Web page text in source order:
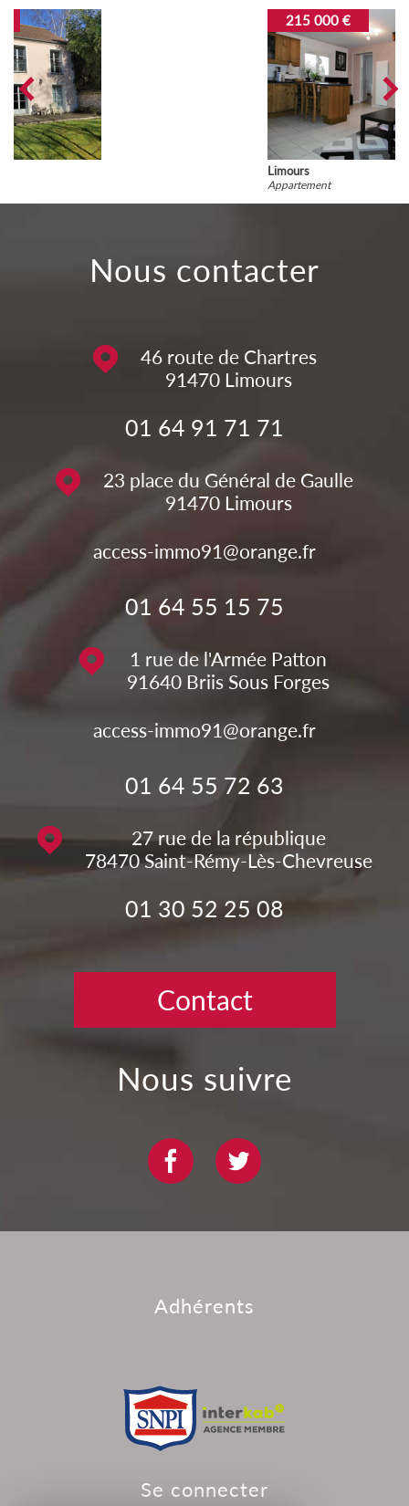
nous contacter
46 route de Chartres
91470 Limours
01 64 91 71 71
23 place du Général de Gaulle
91470 Limours
access-immo91@orange.fr
01 64 55 15 75
1 rue de l'Armée Patton
91640 Briis Sous Forges
access-immo91@orange.fr
01 64 55 72 63
27 rue de la république
78470 Saint-Rémy-Lès-Chevreuse
01 30 52 25 08
Contact
nous suivre
adhérents
se connecter